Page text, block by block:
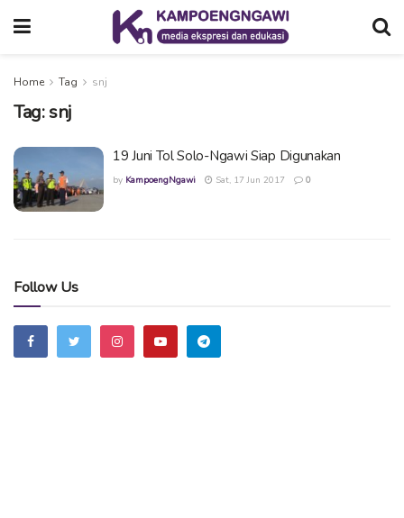
Home Tag snj
Tag:snj
19 Juni Tol Solo-Ngawi Siap Digunakan
by KampoengNgawi Sat, 17 Jun 2017 0
Follow Us